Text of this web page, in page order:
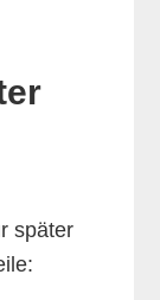
später